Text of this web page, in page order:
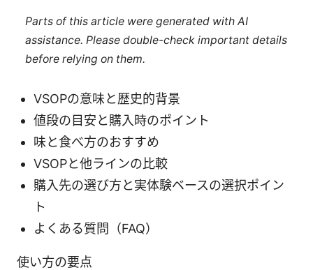
Parts of this article were generated with AI
assistance. Please double-check important details
before relying on them.
VSOPの意味と歴史的背景
値段の目安と購入時のポイント
味と食べ方のおすすめ
VSOPと他ラインの比較
購入先の選び方と実体験ベースの選択ポイン
ト
よくある質問（FAQ）
使い方の要点